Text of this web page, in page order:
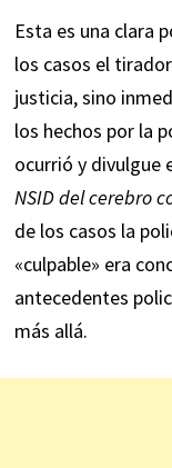
Esta es una clara
los casos el
justicia, sino
los hechos por la
ocurrió y divulgue
NSID del cerebro
de los casos la
«culpable» era
antecedentes
más allá.